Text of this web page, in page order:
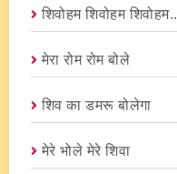
शिवोहम शिवोहम शिवोहम..
मेरा रोम रोम बोले
शिव का डमरू बोलेगा
मेरे भोले मेरे शिवा